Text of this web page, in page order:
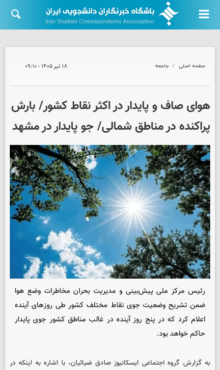
صفحه اصلی جامعه ۱۸ تیر ۱۴۰۵ - ۰۹:۱۰
هوای صاف و پایدار در اکثر نقاط کشور/ بارش
پراکنده در مناطق شمالی/ جو پایدار در مشهد
رئیس مرکز ملی پیش‌بینی و مدیریت بحران مخاطرات وضع هوا
ضمن تشریح وضعیت جوی نقاط مختلف کشور طی روزهای آینده
اعلام کرد که در پنج روز آینده در غالب مناطق کشور جوی پایدار
حاکم خواهد بود.
به گزارش گروه اجتماعی ایسکانیوز صادق ضیائیان، با اشاره به اینکه در